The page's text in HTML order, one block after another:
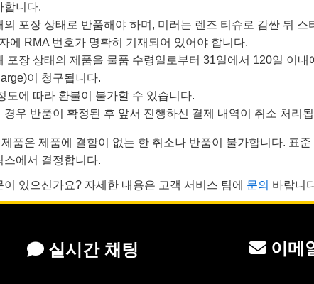
합니다.
포장 상태로 반품해야 하며, 미러는 렌즈 티슈로 감싼 뒤 스
에 RMA 번호가 명확히 기재되어 있어야 합니다.
포장 상태의 제품을 물품 수령일로부터 31일에서 120일 이
이 청구됩니다.
도에 따라 환불이 불가할 수 있습니다.
경우 반품이 확정된 후 앞서 진행하신 결제 내역이 취소 처리
품은 제품에 결함이 없는 한 취소나 반품이 불가합니다. 표
스에서 결정합니다.
있으신가요? 자세한 내용은 고객 서비스 팀에 문의 바랍니
실시간 채팅 이메